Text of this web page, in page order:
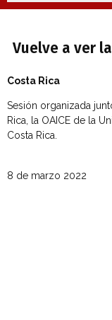
Vuelve a ver
Costa Rica
Sesión organizada
Rica, la OAICE de la
Costa Rica.
8 de marzo 2022